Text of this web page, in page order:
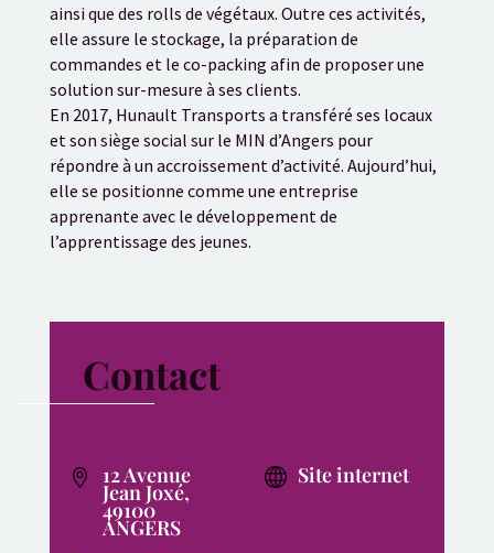
ainsi que des rolls de végétaux. Outre ces activités,
elle assure le stockage, la préparation de
commandes et le co-packing afin de proposer une
solution sur-mesure à ses clients.
En 2017, Hunault Transports a transféré ses locaux
et son siège social sur le MIN d’Angers pour
répondre à un accroissement d’activité. Aujourd’hui,
elle se positionne comme une entreprise
apprenante avec le développement de
l’apprentissage des jeunes.
Contact
12 Avenue
Jean Joxé,
49100
ANGERS
Site internet